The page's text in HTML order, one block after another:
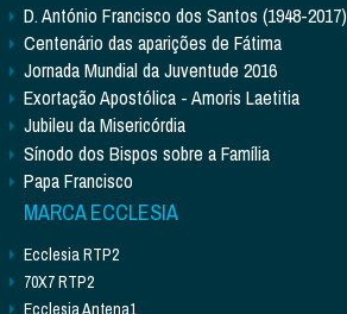
D. António Francisco dos Santos (1948-2017)
Centenário das aparições de Fátima
Jornada Mundial da Juventude 2016
Exortação Apostólica - Amoris Laetitia
Jubileu da Misericórdia
Sínodo dos Bispos sobre a Família
Papa Francisco
MARCA ECCLESIA
Ecclesia RTP2
70X7 RTP2
Ecclesia Antena1